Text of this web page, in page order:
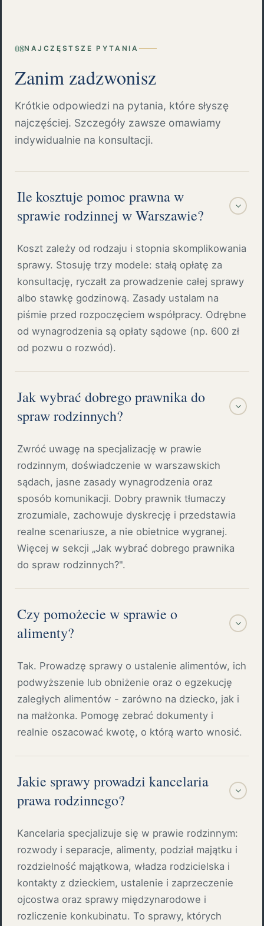
08NAJCZĘSTSZE PYTANIA
Zanim zadzwonisz
Krótkie odpowiedzi na pytania, które słyszę
najczęściej. Szczegóły zawsze omawiamy
indywidualnie na konsultacji.
Ile kosztuje pomoc prawna w
sprawie rodzinnej w Warszawie?
Koszt zależy od rodzaju i stopnia skomplikowania
sprawy. Stosuję trzy modele: stałą opłatę za
konsultację, ryczałt za prowadzenie całej sprawy
albo stawkę godzinową. Zasady ustalam na
piśmie przed rozpoczęciem współpracy. Odrębne
od wynagrodzenia są opłaty sądowe (np. 600 zł
od pozwu o rozwód).
Jak wybrać dobrego prawnika do
spraw rodzinnych?
Zwróć uwagę na specjalizację w prawie
rodzinnym, doświadczenie w warszawskich
sądach, jasne zasady wynagrodzenia oraz
sposób komunikacji. Dobry prawnik tłumaczy
zrozumiale, zachowuje dyskrecję i przedstawia
realne scenariusze, a nie obietnice wygranej.
Więcej w sekcji „Jak wybrać dobrego prawnika
do spraw rodzinnych?".
Czy pomożecie w sprawie o
alimenty?
Tak. Prowadzę sprawy o ustalenie alimentów, ich
podwyższenie lub obniżenie oraz o egzekucję
zaległych alimentów - zarówno na dziecko, jak i
na małżonka. Pomogę zebrać dokumenty i
realnie oszacować kwotę, o którą warto wnosić.
Jakie sprawy prowadzi kancelaria
prawa rodzinnego?
Kancelaria specjalizuje się w prawie rodzinnym:
rozwody i separacje, alimenty, podział majątku i
rozdzielność majątkowa, władza rodzicielska i
kontakty z dzieckiem, ustalenie i zaprzeczenie
ojcostwa oraz sprawy międzynarodowe i
rozliczenie konkubinatu. To sprawy, których